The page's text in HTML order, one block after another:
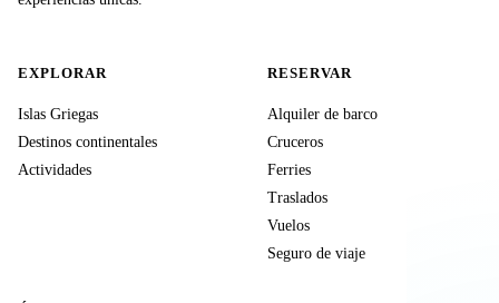
EXPLORAR
Islas Griegas
Destinos continentales
Actividades
RESERVAR
Alquiler de barco
Cruceros
Ferries
Traslados
Vuelos
Seguro de viaje